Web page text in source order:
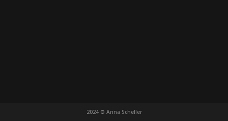
2024 © Anna Scheller